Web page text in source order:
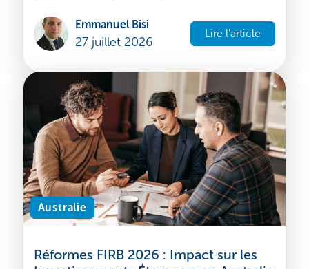
Les salons professionnels, les expositions
internationales et les conférences
sectorielles restent parmi les moyens les
Emmanuel Bisi
27 juillet 2026
Lire l'article